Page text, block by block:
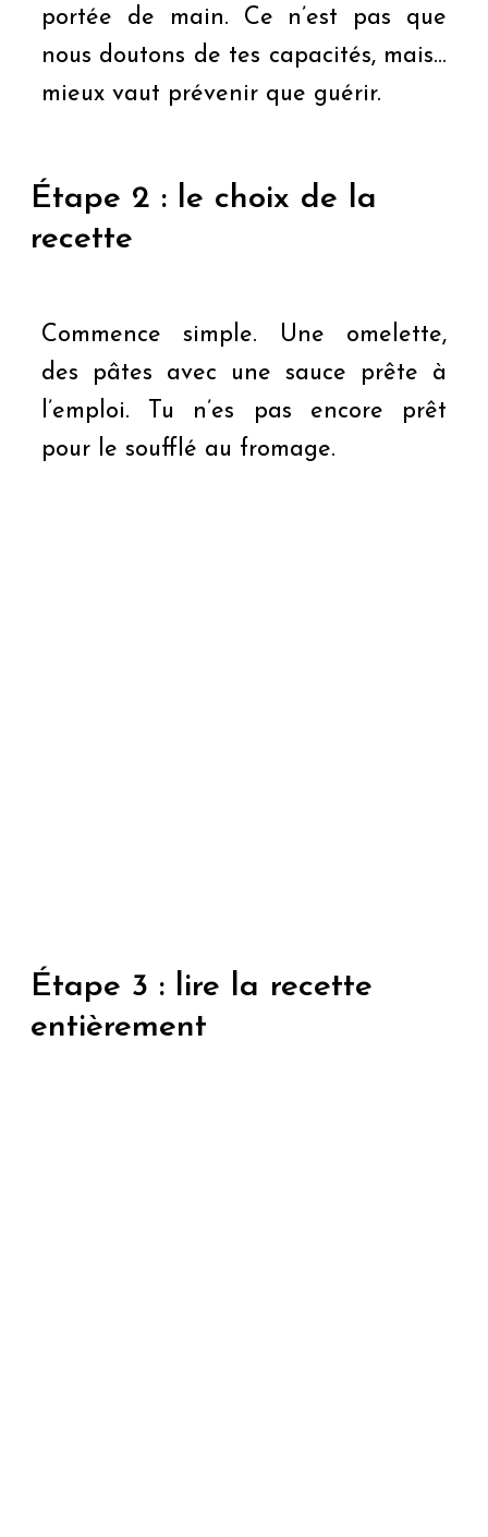
portée de main. Ce n’est pas que
nous doutons de tes capacités, mais…
mieux vaut prévenir que guérir.
Étape 2 : le choix de la
recette
Commence simple. Une omelette,
des pâtes avec une sauce prête à
l’emploi. Tu n’es pas encore prêt
pour le soufflé au fromage.
Étape 3 : lire la recette
entièrement